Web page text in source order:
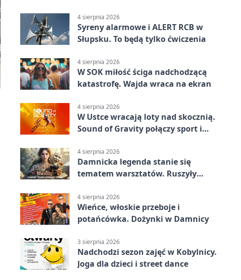
4 sierpnia 2026
Syreny alarmowe i ALERT RCB w
Słupsku. To będą tylko ćwiczenia
4 sierpnia 2026
W SOK miłość ściga nadchodzącą
katastrofę. Wajda wraca na ekran
4 sierpnia 2026
W Ustce wracają loty nad skocznią.
Sound of Gravity połączy sport i
4 sierpnia 2026
Damnicka legenda stanie się
tematem warsztatów. Ruszyły
4 sierpnia 2026
Wieńce, włoskie przeboje i
potańcówka. Dożynki w Damnicy
3 sierpnia 2026
Nadchodzi sezon zajęć w Kobylnicy.
Joga dla dzieci i street dance